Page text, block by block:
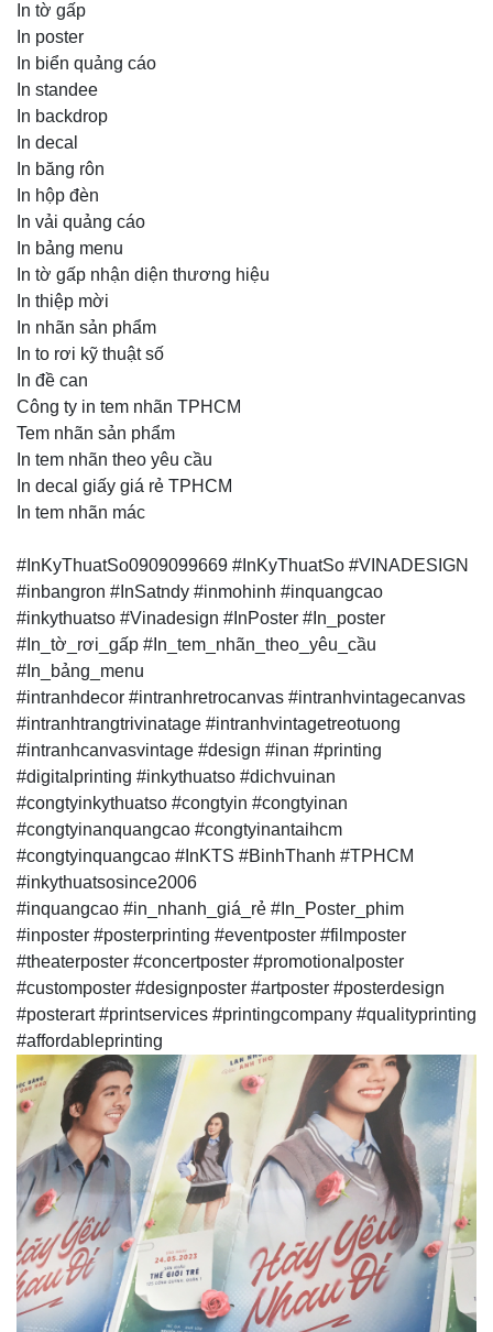
In tờ gấp
In poster
In biển quảng cáo
In standee
In backdrop
In decal
In băng rôn
In hộp đèn
In vải quảng cáo
In bảng menu
In tờ gấp nhận diện thương hiệu
In thiệp mời
In nhãn sản phẩm
In to rơi kỹ thuật số
In đề can
Công ty in tem nhãn TPHCM
Tem nhãn sản phẩm
In tem nhãn theo yêu cầu
In decal giấy giá rẻ TPHCM
In tem nhãn mác
#InKyThuatSo0909099669 #InKyThuatSo #VINADESIGN
#inbangron #InSatndy #inmohinh #inquangcao
#inkythuatso #Vinadesign #InPoster #In_poster
#In_tờ_rơi_gấp #In_tem_nhãn_theo_yêu_cầu
#In_bảng_menu
#intranhdecor #intranhretrocanvas #intranhvintagecanvas
#intranhtrangtrivinatage #intranhvintagetreotuong
#intranhcanvasvintage #design #inan #printing
#digitalprinting #inkythuatso #dichvuinan
#congtyinkythuatso #congtyin #congtyinan
#congtyinanquangcao #congtyinantaihcm
#congtyinquangcao #InKTS #BinhThanh #TPHCM
#inkythuatsosince2006
#inquangcao #in_nhanh_giá_rẻ #In_Poster_phim
#inposter #posterprinting #eventposter #filmposter
#theaterposter #concertposter #promotionalposter
#customposter #designposter #artposter #posterdesign
#posterart #printservices #printingcompany #qualityprinting
#affordableprinting